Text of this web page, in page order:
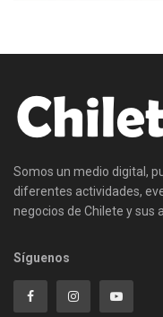
Somos un medio digital,
diferentes actividades,
negocios de Chilete y sus
Síguenos